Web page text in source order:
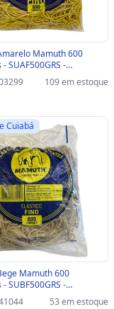
Mamuth 600
SUAF500GRS -
109 em estoque
Cuiabá
Mamuth 600
SUBF500GRS -
53 em estoque